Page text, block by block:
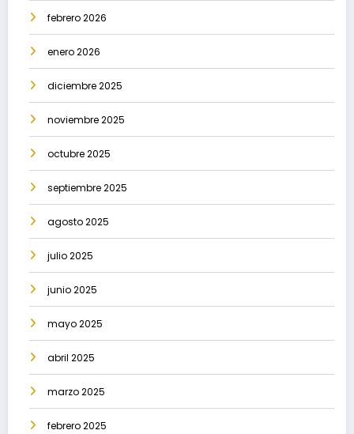
febrero 2026
enero 2026
diciembre 2025
noviembre 2025
octubre 2025
septiembre 2025
agosto 2025
julio 2025
junio 2025
mayo 2025
abril 2025
marzo 2025
febrero 2025